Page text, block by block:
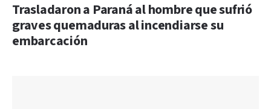
Trasladaron a Paraná al hombre que sufrió
graves quemaduras al incendiarse su
embarcación